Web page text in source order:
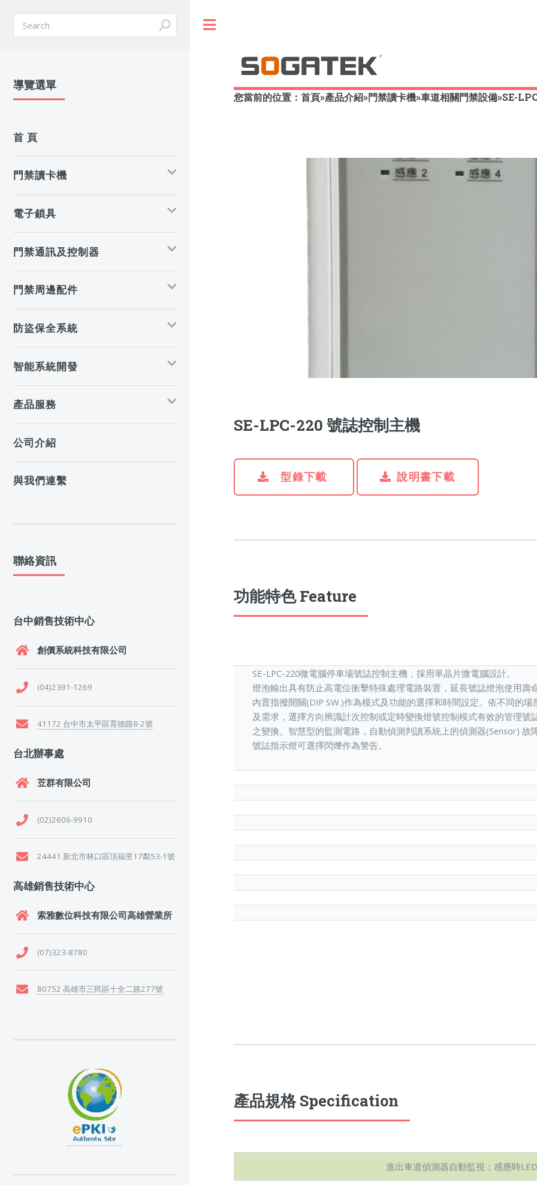
您當前的位置：首頁»產品介紹»門禁讀卡機»車道相關門禁設備»SE-
SE-LPC-220 號誌控制主機
型錄下載 說明書下載
功能特色 Feature
SE-LPC-220微電腦停車場號誌控制主機，採用單晶片微電腦設計。
燈泡輸出具有防止高電位衝擊特殊處理電路裝置，延長號誌燈泡使用壽命
內置指撥開關(DIP SW.)作為模式及功能的選擇和時間設定。依不同的場
及需求，選擇方向辨識計次控制或定時變換燈號控制模式有效的管理號
之變換。智慧型的監測電路，自動偵測判讀系統上的偵測器(Sensor) 故
號誌指示燈可選擇閃爍作為警告。
產品規格 Specification
進出車道偵測器自動監視；感應時
導覽選單
首 頁
門禁讀卡機
電子鎖具
門禁通訊及控制器
門禁周邊配件
防盜保全系統
智能系統開發
產品服務
公司介紹
與我們連繫
聯絡資訊
台中銷售技術中心
創價系統科技有限公司
(04)2391-1269
41172 台中市太平區育德路8-2號
台北辦事處
苙群有限公司
(02)2606-9910
24441 新北市林口區頂福里17鄰53-1號
高雄銷售技術中心
索雅數位科技有限公司高雄營業所
(07)323-8780
80752 高雄市三民區十全二路277號